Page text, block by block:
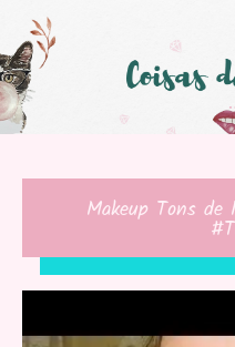
Makeup Tons